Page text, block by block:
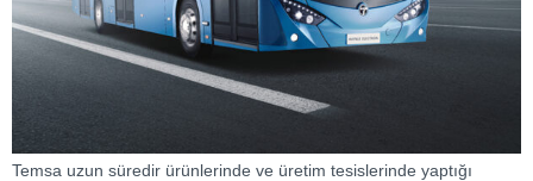
Temsa uzun süredir ürünlerinde ve üretim tesislerinde yaptığı